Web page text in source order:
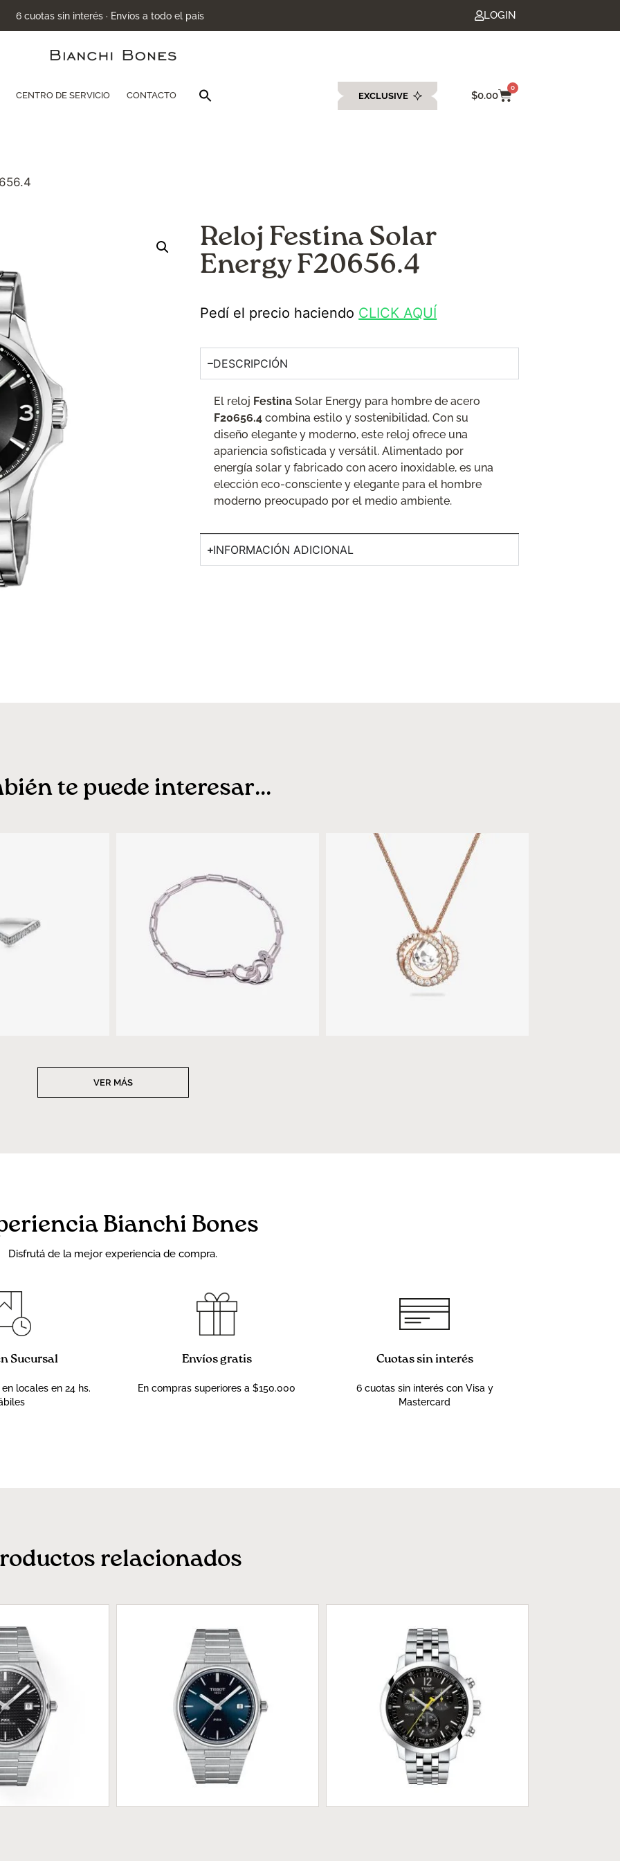
6 cuotas sin interés · Envíos a todo el país LOGIN
CENTRO DE SERVICIO CONTACTO EXCLUSIVE $0.00
0
Reloj Festina Solar
Energy F20656.4
Pedí el precio haciendo CLICK AQUÍ
DESCRIPCIÓN
El reloj Festina Solar Energy para hombre de acero
F20656.4 combina estilo y sostenibilidad. Con su
diseño elegante y moderno, este reloj ofrece una
apariencia sofisticada y versátil. Alimentado por
energía solar y fabricado con acero inoxidable, es una
elección eco-consciente y elegante para el hombre
moderno preocupado por el medio ambiente.
INFORMACIÓN ADICIONAL
te puede interesar...
VER MÁS
Bianchi Bones
Disfrutá de la mejor experiencia de compra.
Sucursal
locales en 24 hs.
Envíos gratis
En compras superiores a $150.000
Cuotas sin interés
6 cuotas sin interés con Visa y
Mastercard
relacionados